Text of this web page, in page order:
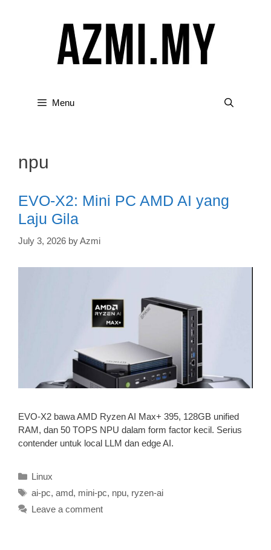
Menu
npu
EVO-X2: Mini PC AMD AI yang
Laju Gila
July 3, 2026 byAzmi
EVO-X2 bawa AMD Ryzen AI Max+ 395, 128GB unified
RAM, dan 50 TOPS NPU dalam form factor kecil. Serius
contender untuk local LLM dan edge AI.
Categories
Linux
Tags
ai-pc, amd, mini-pc, npu, ryzen-ai
Leave a comment